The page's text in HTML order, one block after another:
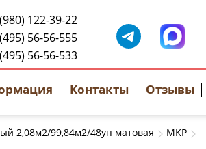
122-39-22
56-56-555
56-56-533
Контакты Отзывы
2,08м2/99,84м2/48уп матовая MKP